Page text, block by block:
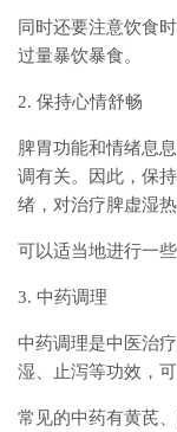
同时还要注意饮食
过量暴饮暴食。
2. 保持心情舒畅
脾胃功能和情绪息
调有关。因此，保
绪，对治疗脾虚湿热
可以适当地进行一
3. 中药调理
中药调理是中医治
湿、止泻等功效，
常见的中药有黄芪